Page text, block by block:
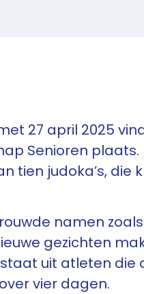
27 april 2025
Senioren
tien judoka’s,
namen
gezichten
uit atleten die
vier dagen.